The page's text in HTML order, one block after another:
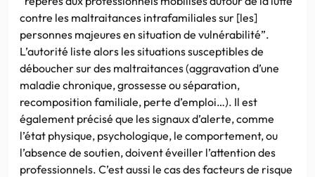
contre les maltraitances intrafamiliales sur [les]
personnes majeures en situation de vulnérabilité”.
L’autorité liste alors les situations susceptibles de
déboucher sur des maltraitances (aggravation d’une
maladie chronique, grossesse ou séparation,
recomposition familiale, perte d’emploi…). Il est
également précisé que les signaux d’alerte, comme
l’état physique, psychologique, le comportement, ou
l’absence de soutien, doivent éveiller l’attention des
professionnels. C’est aussi le cas des facteurs de risque